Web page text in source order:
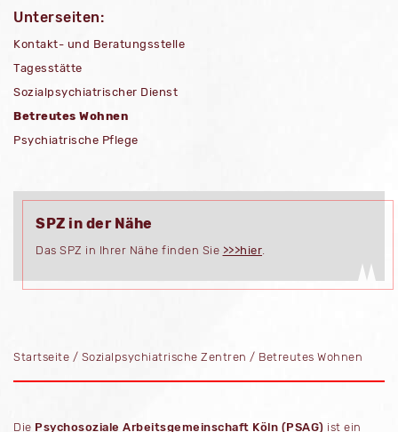
Unterseiten:
Kontakt- und Beratungsstelle
Tagesstätte
Sozialpsychiatrischer Dienst
Betreutes Wohnen
Psychiatrische Pflege
SPZ in der Nähe
Das SPZ in Ihrer Nähe finden Sie >>>hier
Startseite / Sozialpsychiatrische Zentren / Betreutes Wohnen
Die Psychosoziale Arbeitsgemeinschaft Köln (PSAG) ist ein